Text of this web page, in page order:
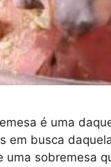
é uma
em busca
uma sobremesa